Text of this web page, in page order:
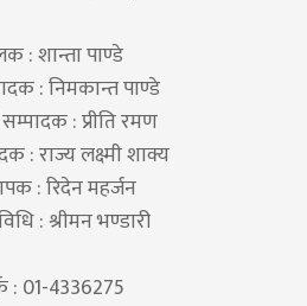
: शान्ता पाण्डे
: निमकान्त पाण्डे
: प्रीति रमण
: राज्य लक्ष्मी शाक्य
: रिदेन महर्जन
: श्रीमन भण्डारी
: 01-4336275